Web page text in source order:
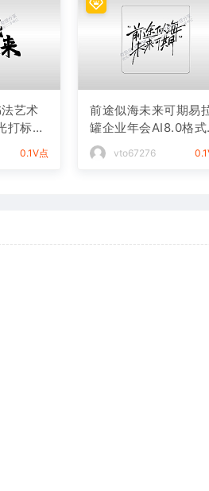
艺术
打标文
0.1V点
前途似海未来可期易
罐企业年会AI8.0格式
光打标文件通用矢量图
vto67276